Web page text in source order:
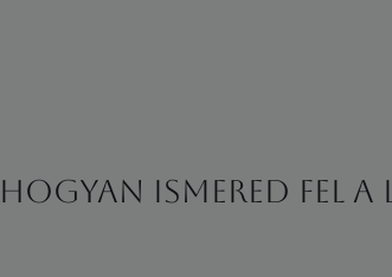
ismered fel a